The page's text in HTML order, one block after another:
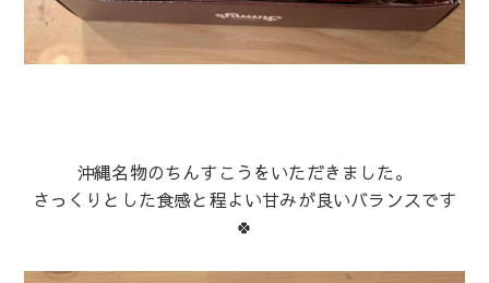
沖縄名物のちんすこうをいただきました。
さっくりとした食感と程よい甘みが良いバランスです
🍀